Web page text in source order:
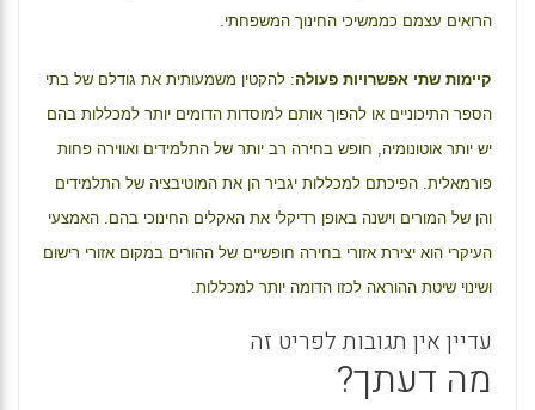
הרואים עצמם כממשיכי החינוך המשפחתי.
קיימות שתי אפשרויות פעולה: להקטין משמעותית את גודלם של בתי
הספר התיכוניים או להפוך אותם למוסדות הדומים יותר למכללות בהם
יש יותר אוטונומיה, חופש בחירה רב יותר של התלמידים ואווירה פחות
פורמאלית. הפיכתם למכללות יגביר הן את המוטיבציה של התלמידים
והן של המורים וישנה באופן רדיקלי את האקלים החינוכי בהם. האמצעי
העיקרי הוא יצירת אזורי בחירה חופשיים של ההורים במקום אזורי רישום
ושינוי שיטת ההוראה לכזו הדומה יותר למכללות.
עדיין אין תגובות לפריט זה
מה דעתך?